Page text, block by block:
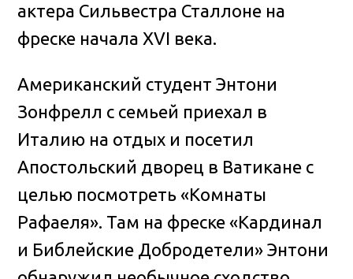
актера Сильвестра Сталлоне на
фреске начала XVI века.
Американский студент Энтони
Зонфрелл с семьей приехал в
Италию на отдых и посетил
Апостольский дворец в Ватикане с
целью посмотреть «Комнаты
Рафаеля». Там на фреске «Кардинал
и Библейские Добродетели» Энтони